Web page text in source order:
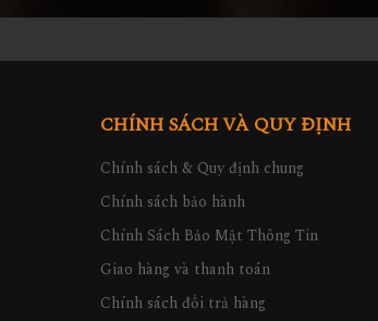
CHÍNH SÁCH VÀ QUY ĐỊNH
Chính sách & Quy định chung
Chính sách bảo hành
Chính Sách Bảo Mật Thông Tin
Giao hàng và thanh toán
Chính sách đổi trả hàng